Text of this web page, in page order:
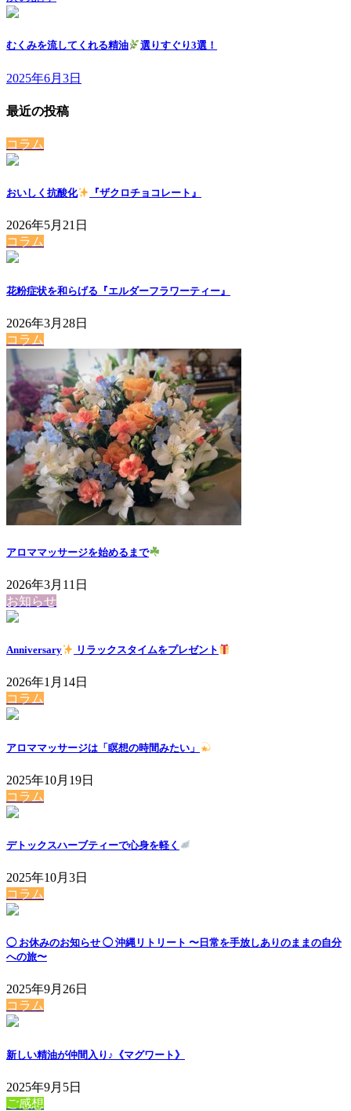
むくみを流してくれる精油 選りすぐり3選！
2025年6月3日
最近の投稿
コラム
おいしく抗酸化 『ザクロチョコレート』
2026年5月21日
コラム
花粉症状を和らげる『エルダーフラワーティー』
2026年3月28日
コラム
アロママッサージを始めるまで
2026年3月11日
お知らせ
Anniversary リラックスタイムをプレゼント
2026年1月14日
コラム
アロママッサージは「瞑想の時間みたい」
2025年10月19日
コラム
デトックスハーブティーで心身を軽く
2025年10月3日
コラム
◯ お休みのお知らせ ◯ 沖縄リトリート 〜日常を手放しありのままの自分
への旅〜
2025年9月26日
コラム
新しい精油が仲間入り♪《マグワート》
2025年9月5日
ご感想